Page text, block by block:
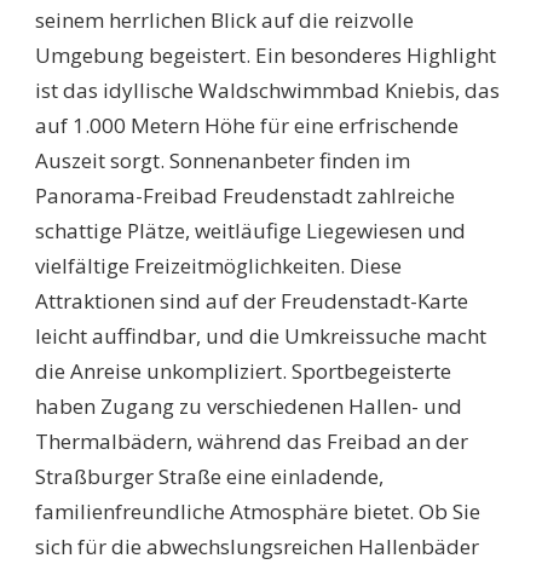
seinem herrlichen Blick auf die reizvolle
Umgebung begeistert. Ein besonderes Highlight
ist das idyllische Waldschwimmbad Kniebis, das
auf 1.000 Metern Höhe für eine erfrischende
Auszeit sorgt. Sonnenanbeter finden im
Panorama-Freibad Freudenstadt zahlreiche
schattige Plätze, weitläufige Liegewiesen und
vielfältige Freizeitmöglichkeiten. Diese
Attraktionen sind auf der Freudenstadt-Karte
leicht auffindbar, und die Umkreissuche macht
die Anreise unkompliziert. Sportbegeisterte
haben Zugang zu verschiedenen Hallen- und
Thermalbädern, während das Freibad an der
Straßburger Straße eine einladende,
familienfreundliche Atmosphäre bietet. Ob Sie
sich für die abwechslungsreichen Hallenbäder